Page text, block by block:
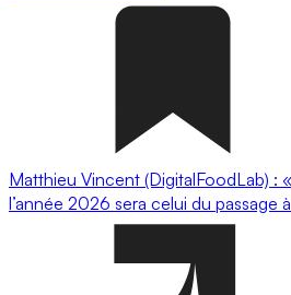
Matthieu Vincent (DigitalFoodLab) :
l’année 2026 sera celui du passage